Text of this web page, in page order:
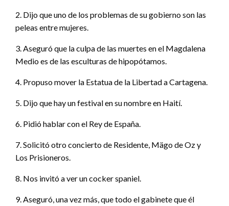
2. Dijo que uno de los problemas de su gobierno son las
peleas entre mujeres.
3. Aseguró que la culpa de las muertes en el Magdalena
Medio es de las esculturas de hipopótamos.
4. Propuso mover la Estatua de la Libertad a Cartagena.
5. Dijo que hay un festival en su nombre en Haití.
6. Pidió hablar con el Rey de España.
7. Solicitó otro concierto de Residente, Mägo de Oz y
Los Prisioneros.
8. Nos invitó a ver un cocker spaniel.
9. Aseguró, una vez más, que todo el gabinete que él